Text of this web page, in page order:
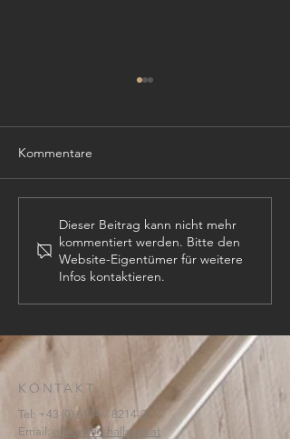
PROJEKTLEITER (m,w,d)
Kommentare
Dieser Beitrag kann nicht mehr
kommentiert werden. Bitte den
Website-Eigentümer für weitere
Infos kontaktieren.
KONTAKT:
Tel: +43 (0) 6134 / 8214-0
Email: office@htl-hallstatt.at